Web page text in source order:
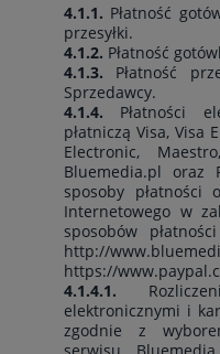
4.1.1. Płatność
przesyłki.
4.1.2. Płatność
4.1.3. Płatność
Sprzedawcy.
4.1.4. Płatności
płatniczą Visa, Visa
Electronic,
Bluemedia.pl oraz
sposoby płatności
Internetowego w
sposobów
http://
https://
4.1.4.1.
elektronicznymi i
zgodnie z
serwisu